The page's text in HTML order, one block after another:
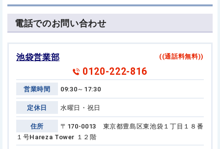
電話でのお問い合わせ
池袋営業部 ((通話料無料))
0120-222-816
営業時間 09:30～17:30
定休日 水曜日・祝日
住所
〒170-0013 東京都豊島区東池袋１丁目１８番
１号Hareza Tower １２階